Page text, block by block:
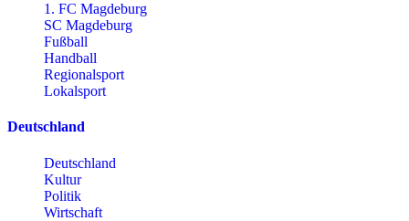
1. FC Magdeburg
SC Magdeburg
Fußball
Handball
Regionalsport
Lokalsport
Deutschland
Deutschland
Kultur
Politik
Wirtschaft